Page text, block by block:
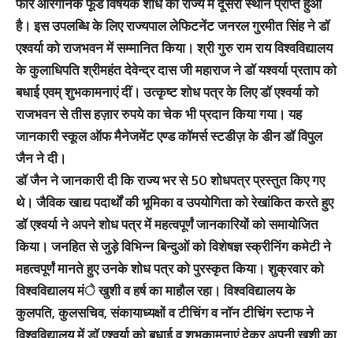
है। इस उपलब्धि के लिए राज्‍यपाल लेफिटनेंट जनरल गुरमीत सिंह ने डॉ
एश्वर्या को राजभवन में सम्मानित किया। श्री गुरु राम राय विश्वविद्यालय
के कुलाधिपति श्रीमहंत देवेन्द्र दास जी महाराज ने डॉ यश्वर्या प्रताप को
बधाई एवम् शुभकामनाएं दीं। उत्कृष्ट शोध पत्र के लिए डॉ एश्वर्या को
राजभवन से तीस हज़ार रुपये का चेक भी प्रदान किया गया। यह
जानकारी स्कूल ऑफ मैनेजमेंट एण्ड कॉमर्स स्टडीज़ के डीन डॉ विपुल
जैन ने दी।
डॉ जैन ने जानकारी दी कि राज्य भर से 50 शोधपत्र प्रस्तुत किए गए
थे। जैविक खाद्य पदार्थों की भूमिका व उपयोगिता को रेखांकित करते हुए
डॉ एश्वर्या ने अपने शोध पत्र में महत्वपूर्णं जानकारियों को समायोजित
किया। जनहित से जुड़े विभिन्न बिन्दुओं को विशेषज्ञ स्क्रीनिंग कमेटी ने
महत्वपूर्णं मानते हुए उनके शोध पत्र को पुरस्कृत किया। शुक्रवार को
विश्वविद्यालय मंे खुशी व हर्ष का माहौल रहा। विश्वविद्यालय के
कुलपति, कुलसचिव, संकायाध्यक्षों व टीचिंग व नॉन टीचिंग स्टाफ ने
विश्ववि़द्यालय में डॉ एश्वर्या को बधाई व शुभकामनाएं देकर अपनी खुशी का